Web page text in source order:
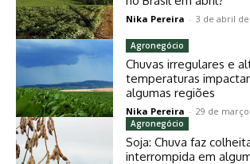
Nika Pereira - 3 de abril de
Agronegócio
Chuvas irregulares e
temperaturas
algumas regiões
Nika Pereira - 29 de
Agronegócio
Soja: Chuva faz
interrompida em